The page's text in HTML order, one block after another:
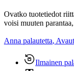
Ovatko tuotetiedot
voisi muuten
Anna palautetta,
Ilmainen